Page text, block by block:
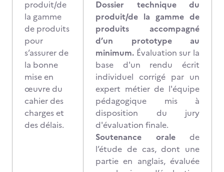
produit/de
la gamme
de produits
pour
s’assurer de
la bonne
mise en
œuvre du
cahier des
charges et
des délais.
Dossier technique du
produit/de la gamme de
produits accompagné
d’un prototype au
minimum. Évaluation sur la
base d'un rendu écrit
individuel corrigé par un
expert métier de l'équipe
pédagogique mis à
disposition du jury
d'évaluation finale.
Soutenance oralede
l’étude de cas, dont une
partie en anglais, évaluée